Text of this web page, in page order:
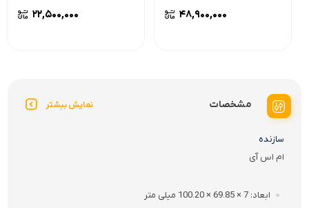
۴۸,۹۰۰,۰۰۰ ۲۲,۵۰۰,۰۰۰
مشخصات نمایش بیشتر
سازنده
ام اس آی
ابعاد 7 × 69.85 × 100.20 میلی متر